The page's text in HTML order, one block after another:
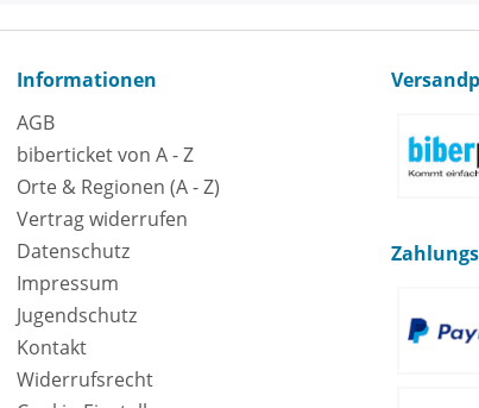
Informationen
AGB
biberticket von A - Z
Orte & Regionen (A - Z)
Vertrag widerrufen
Datenschutz
Impressum
Jugendschutz
Kontakt
Widerrufsrecht